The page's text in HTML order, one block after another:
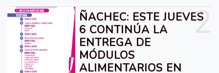
2
ÑACHEC: ESTE JUEVES
6 CONTINÚA LA
ENTREGA DE
MÓDULOS
ALIMENTARIOS EN